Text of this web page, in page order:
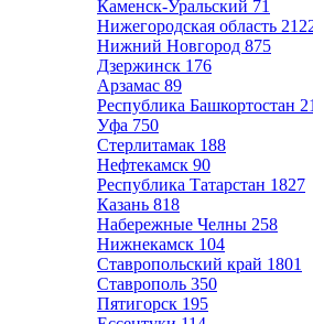
Каменск-Уральский 71
Нижегородская область
Нижний Новгород 875
Дзержинск 176
Арзамас 89
Республика Башкортостан
Уфа 750
Стерлитамак 188
Нефтекамск 90
Республика Татарстан 1827
Казань 818
Набережные Челны 258
Нижнекамск 104
Ставропольский край 1801
Ставрополь 350
Пятигорск 195